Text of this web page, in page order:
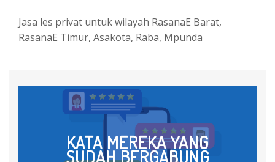
Jasa les privat untuk wilayah RasanaE Barat,
RasanaE Timur, Asakota, Raba, Mpunda
KATA MEREKA YANG
SUDAH BERGABUNG